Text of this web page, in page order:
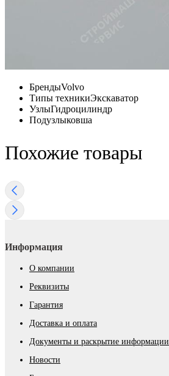
БрендыVolvo
Типы техникиЭкскаватор
УзлыГидроцилиндр
Подузлыковша
Похожие товары
Информация
О компании
Реквизиты
Гарантия
Доставка и оплата
Документы и раскрытие информации
Новости